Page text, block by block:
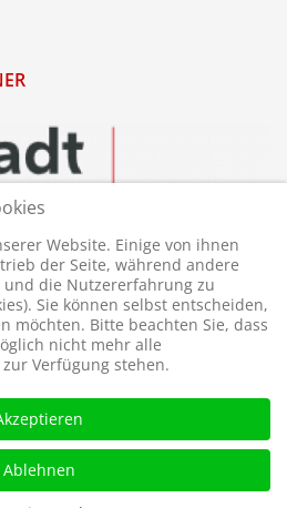
Verband. Gestaltet und
Website. Einige von ihnen
der Seite, während andere
die Nutzererfahrung zu
Sie können selbst entscheiden,
möchten. Bitte beachten Sie, dass
nicht mehr alle
Verfügung stehen.
Ablehnen